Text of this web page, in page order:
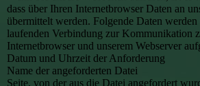
dass über Ihren Internetbrowser Daten an
übermittelt werden. Folgende Daten
laufenden Verbindung zur Kommunikation
Internetbrowser und unserem Webserver
Datum und Uhrzeit der Anforderung
Name der angeforderten Datei
Seite, von der aus die Datei angefordert